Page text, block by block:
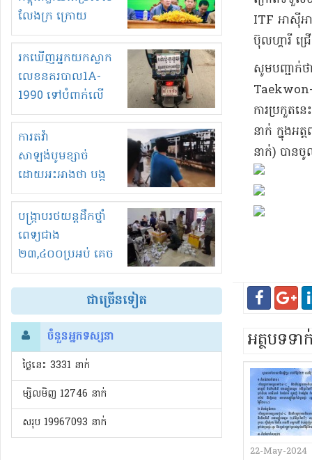
លែងក្រ ក្រោយ
ឆ្នាំ២០៣០
រកឃើញអ្នកយកស្លាក
លេខនគរបាល1A-
1990 ទៅបំពាក់លើ
ម៉ូតូរបស់ខ្លួន ដាកផ្លាក
រត់ឌុបហើយ
ការតវ៉ា
សាឡង់បូមខ្សាច់
ដោយអះអាងថា បង្ក
បាក់ច្រាំងទន្លេ និង
រំខានទាំងយប់ទាំងថ្ងៃ
បង្ក្រាបរថយន្តដឹកថ្នាំ
ពេទ្យជាង
២៣,៤០០ប្រអប់ គេច
ពន្ធនិងអត់ច្បាប់នាំ
ចូល!?
ជាច្រើនទៀត
ចំនួនអ្នកទស្សនា
ថ្ងៃនេះ​ 3331 នាក់
ម្សិលមិញ 12746 នាក់
សរុប 19967093 នាក់
ITF អាស៊ីអា
ប៊ុលហ្គារី ជ្
សូមបញ្ជាក់
ការប្រកួត​
នាក់ ក្នុង​អ
នាក់​) បាន​
អត្ថបទទ
22-May-2024